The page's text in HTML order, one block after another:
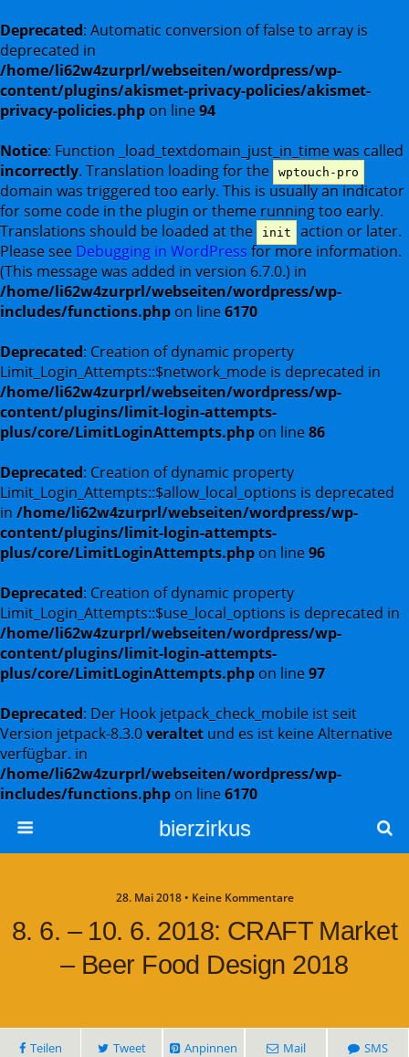
Deprecated: Automatic conversion of false to array is
deprecated in
/home/li62w4zurprl/webseiten/wordpress/wp-
content/plugins/akismet-privacy-policies/akismet-
privacy-policies.php on line94
Notice: Function _load_textdomain_just_in_time was called
incorrectly. Translation loading for the wptouch-pro
domain was triggered too early. This is usually an indicator
for some code in the plugin or theme running too early.
Translations should be loaded at the
init
action or later.
Please see Debugging in WordPress for more information.
(This message was added in version 6.7.0.) in
/home/li62w4zurprl/webseiten/wordpress/wp-
includes/functions.php on line6170
Deprecated: Creation of dynamic property
Limit_Login_Attempts::$network_mode is deprecated in
/home/li62w4zurprl/webseiten/wordpress/wp-
content/plugins/limit-login-attempts-
plus/core/LimitLoginAttempts.php on line86
Deprecated: Creation of dynamic property
Limit_Login_Attempts::$allow_local_options is deprecated
in /home/li62w4zurprl/webseiten/wordpress/wp-
content/plugins/limit-login-attempts-
plus/core/LimitLoginAttempts.php on line96
Deprecated: Creation of dynamic property
Limit_Login_Attempts::$use_local_options is deprecated in
/home/li62w4zurprl/webseiten/wordpress/wp-
content/plugins/limit-login-attempts-
plus/core/LimitLoginAttempts.php on line97
Deprecated: Der Hook jetpack_check_mobile ist seit
Version jetpack-8.3.0veraltet und es ist keine Alternative
verfügbar. in
/home/li62w4zurprl/webseiten/wordpress/wp-
includes/functions.php on line6170
bierzirkus
28. Mai 2018 • Keine Kommentare
8. 6. – 10. 6. 2018: CRAFT Market
– Beer Food Design 2018
Teilen Tweet Anpinnen Mail SMS